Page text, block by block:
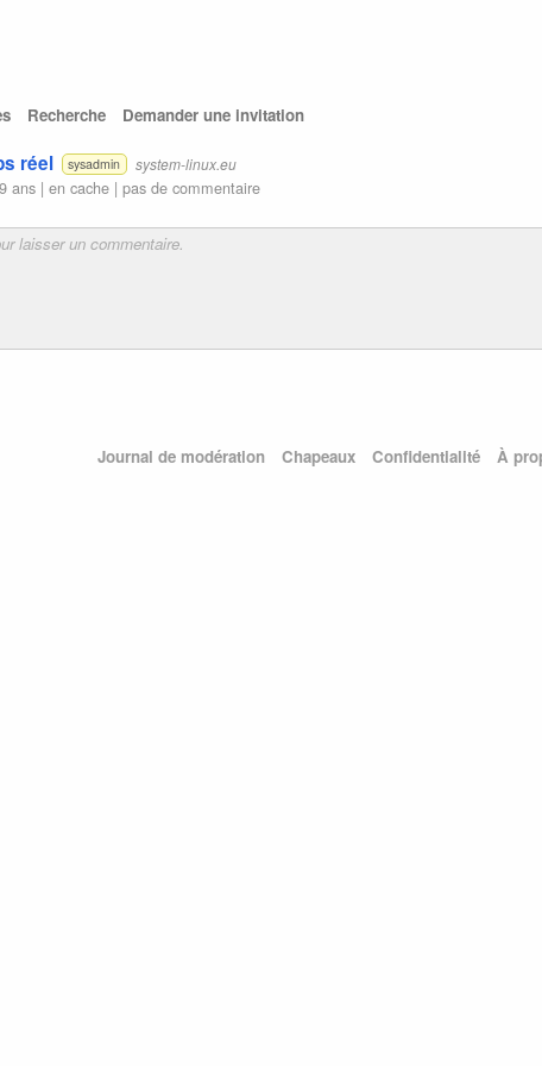
Recherche Demander une invitation
réel sysadmin system-linux.eu
ans |en cache |pas de commentaire
Journal de modération Chapeaux Confidentialité À